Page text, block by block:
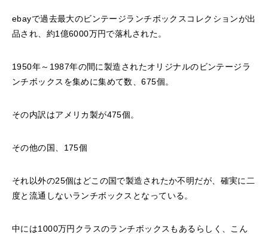
ebayで過去最大のビンテージランチボックスコレクションが出
品され、約1億6000万円で落札された。
1950年～1987年の間に製造されたオリジナルのビンテージラ
ンチボックスを集めに集めて数、675個。
その内訳はアメリカ製が475個。
その他の国、175個
それ以外の25個はどこの国で製造されたか不明だが、確実に二
度と流通しないランチボックスとなっている。
中には1000万円クラスのランチボックスもあるらしく、こん